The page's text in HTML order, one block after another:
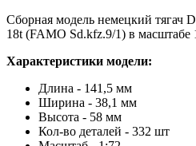
Сборная модель немецкий тягач
18t (FAMO Sd.kfz.9/1) в масштабе
Характеристики модели:
Длина - 141,5 мм
Ширина - 38,1 мм
Высота - 58 мм
Кол-во деталей - 332 шт